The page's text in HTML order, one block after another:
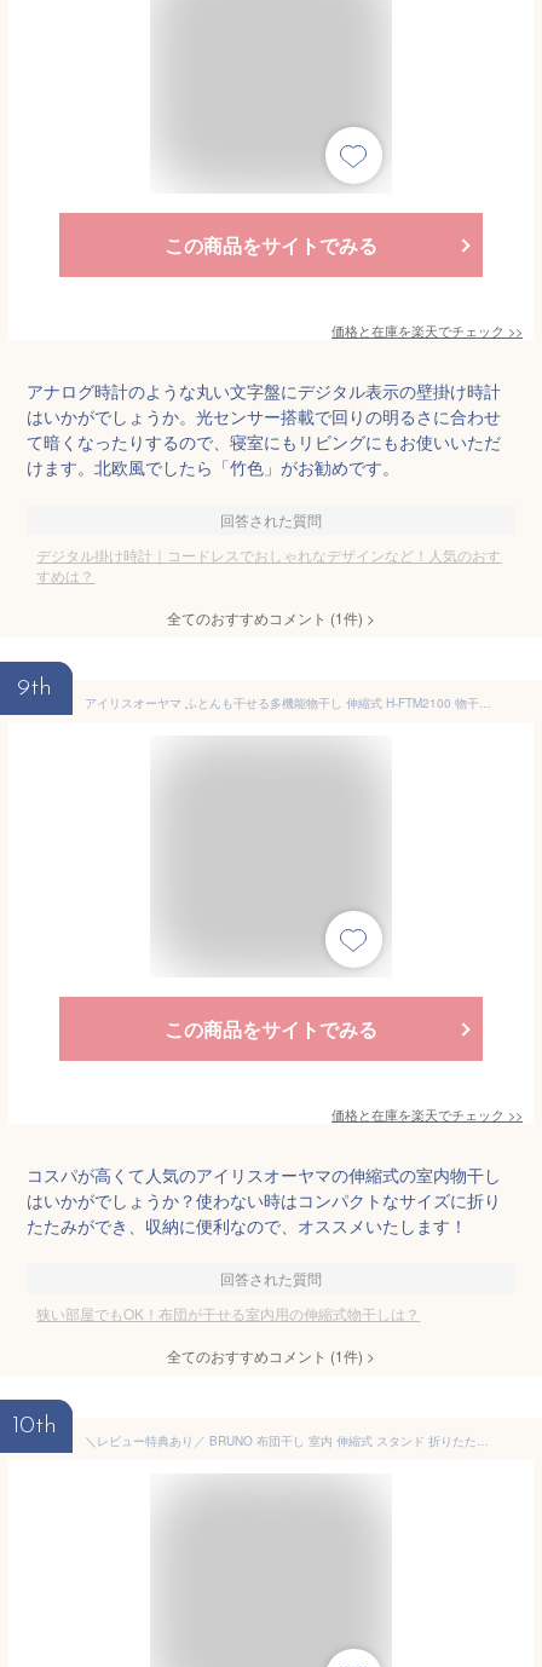
この商品をサイトでみる
価格と在庫を楽天でチェック >>
アナログ時計のような丸い文字盤にデジタル表示の壁掛け時計
はいかがでしょうか。光センサー搭載で回りの明るさに合わせ
て暗くなったりするので、寝室にもリビングにもお使いいただ
けます。北欧風でしたら「竹色」がお勧めです。
回答された質問
デジタル掛け時計｜コードレスでおしゃれなデザインなど！人気のおす
すめは？
全てのおすすめコメント (1件) >
9th
アイリスオーヤマ ふとんも干せる多機能物干し 伸縮式 H-FTM2100 物干し 室内 洗濯干し 室内物干し 布団干し 物干しスタンド 折りたたみ コンパクト キャスター IRIS OHYAMA(代引不可)【送料無料】
この商品をサイトでみる
価格と在庫を楽天でチェック >>
コスパが高くて人気のアイリスオーヤマの伸縮式の室内物干し
はいかがでしょうか？使わない時はコンパクトなサイズに折り
たたみができ、収納に便利なので、オススメいたします！
回答された質問
狭い部屋でもOK！布団が干せる室内用の伸縮式物干しは？
全てのおすすめコメント (1件) >
10th
＼レビュー特典あり／ BRUNO 布団干し 室内 伸縮式 スタンド 折りたたみ 室内物干し おしゃれ ブルーノ インテリアふとんハンガー